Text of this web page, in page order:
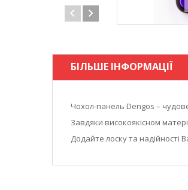
БІЛЬШЕ ІНФОРМАЦІЇ
Чохол-панель Dengos –
Завдяки високоякісном
Додайте лоску та